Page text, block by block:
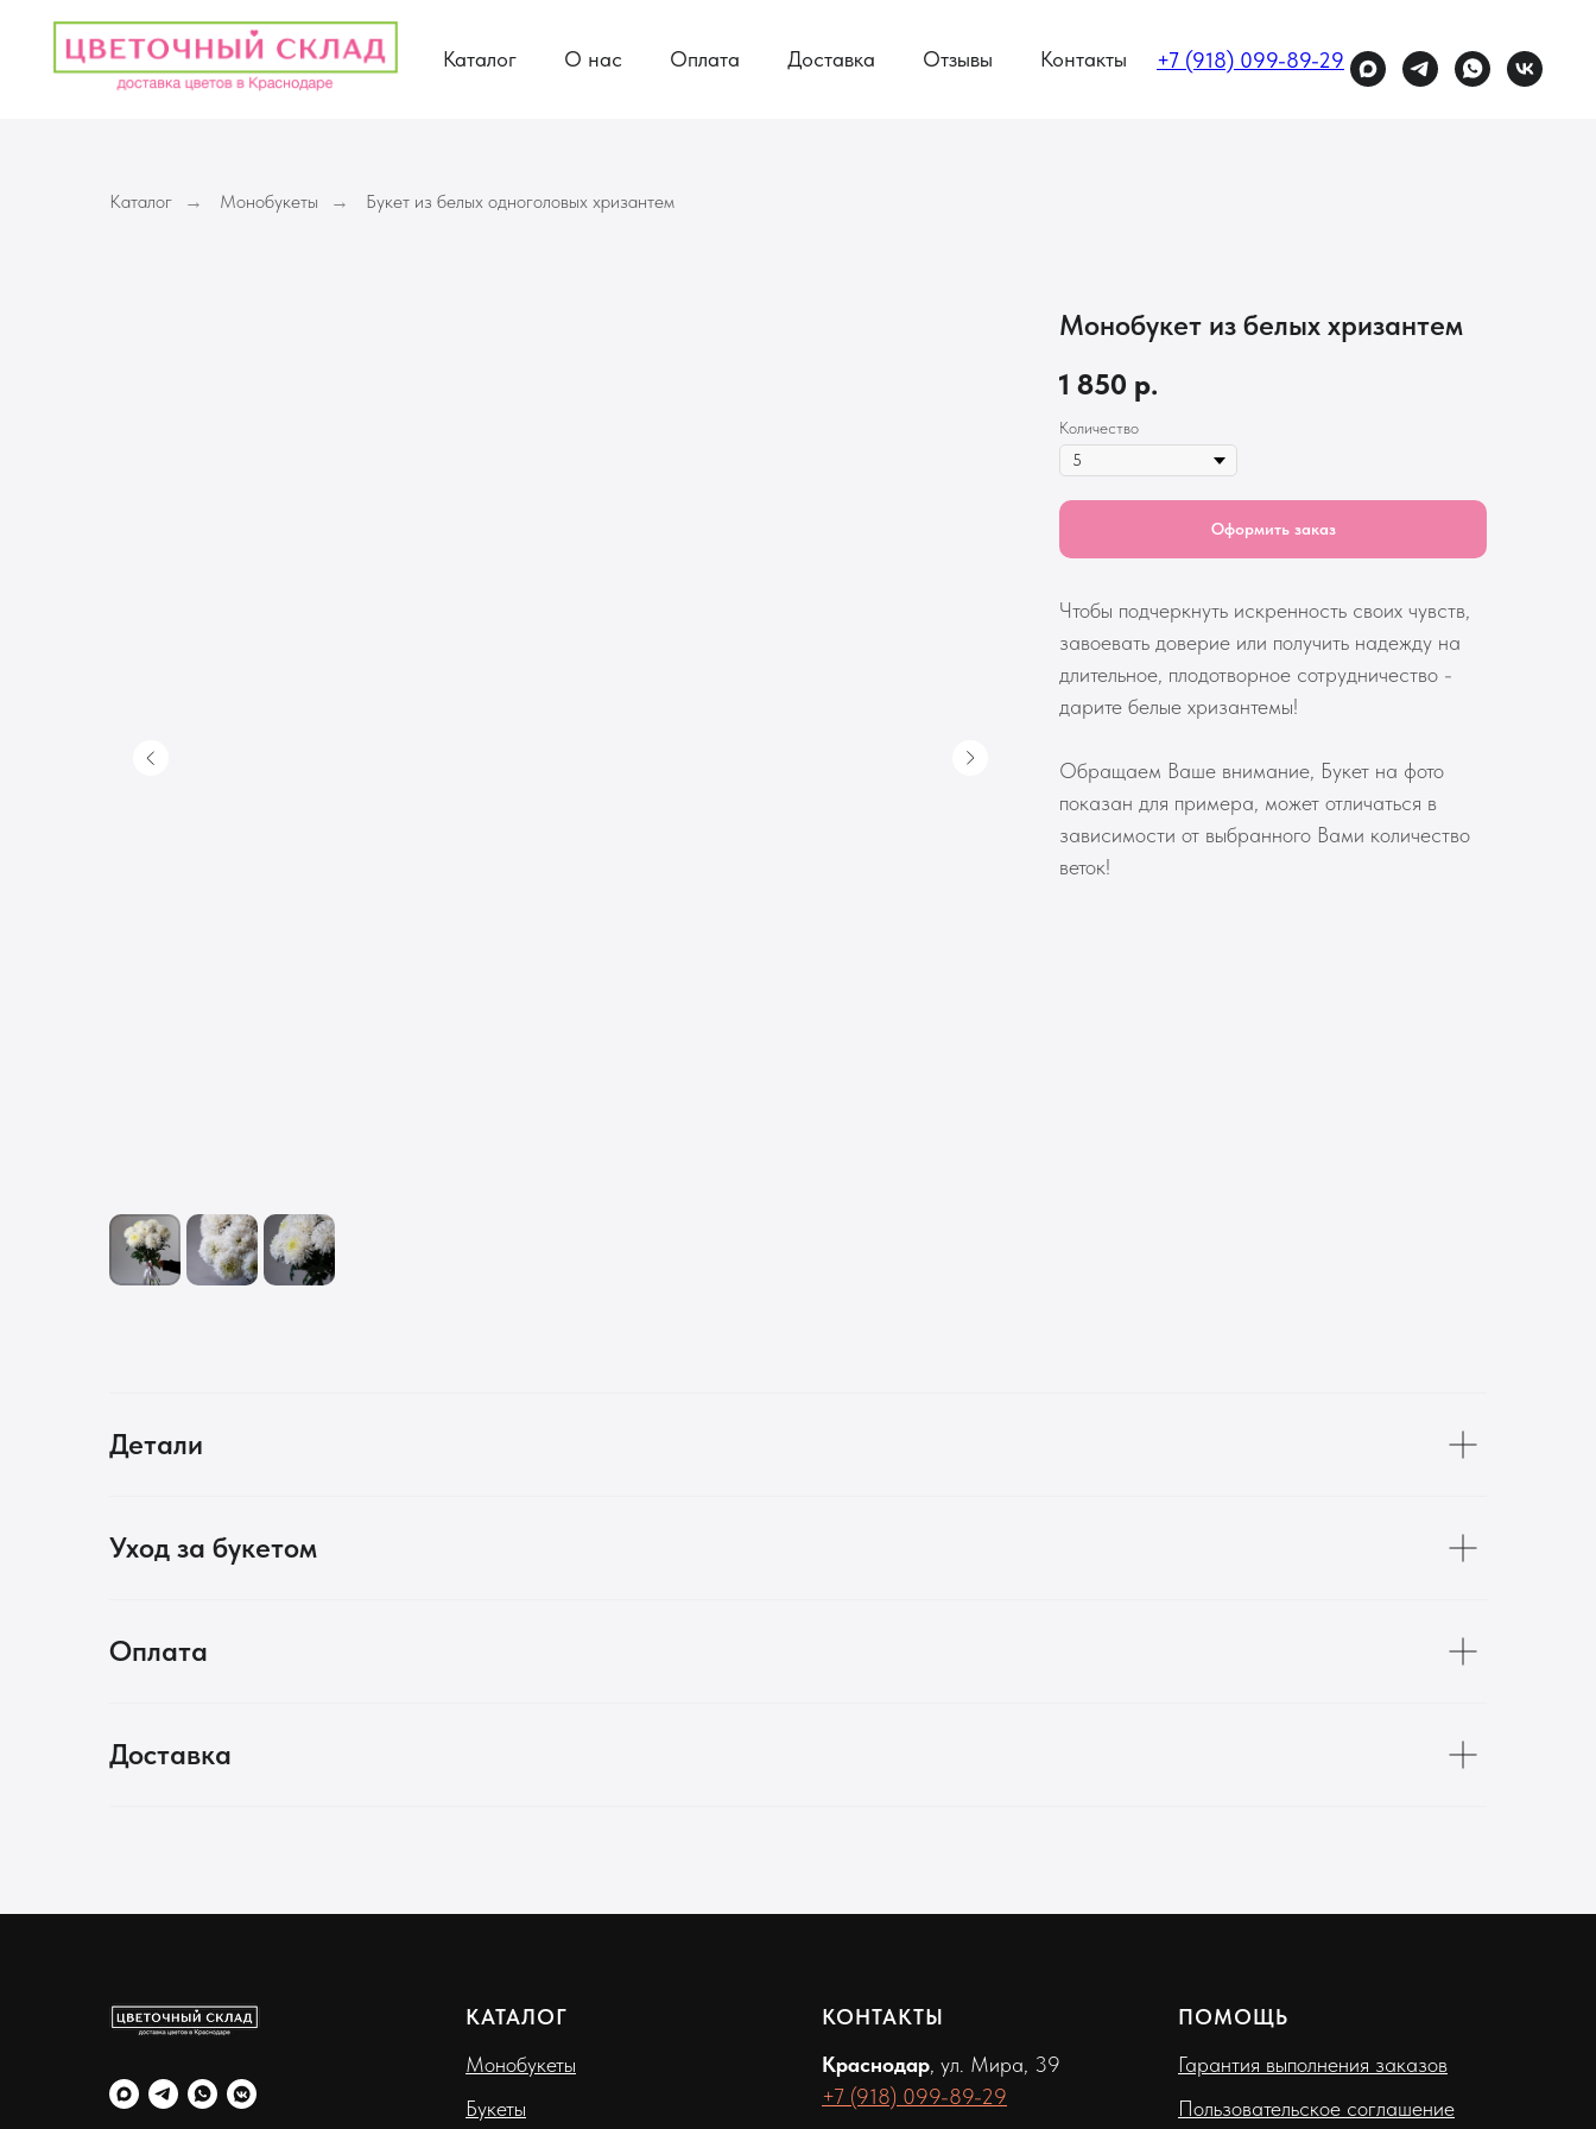
Каталог О нас Оплата Доставка Отзывы Контакты +7 (918) 099-89-29
Каталог → Монобукеты → Букет из белых одноголовых хризантем
Монобукет из белых хризантем
1 850 р.
Количество
Оформить заказ
Чтобы подчеркнуть искренность своих чувств,
завоевать доверие или получить надежду на
длительное, плодотворное сотрудничество -
дарите белые хризантемы!
Обращаем Ваше внимание, Букет на фото
показан для примера, может отличаться в
зависимости от выбранного Вами количество
веток!
Детали
Уход за букетом
Оплата
Доставка
КАТАЛОГ
Монобукеты
Букеты
КОНТАКТЫ
Краснодар , ул. Мира, 39
+7 (918) 099-89-29
ПОМОЩЬ
Гарантия выполнения заказов
Пользовательское соглашение